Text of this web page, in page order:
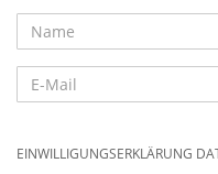
EINWILLIGUNGSERKLÄRUNG